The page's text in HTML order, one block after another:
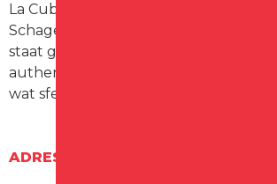
La Cubanita Schagen is gevestigd op
Schagen, net om het hoekje van de
staat gezelligheid en lekker eten
authentieke details van het pand zijn
wat sfeer geeft aan je avond uit.
ADRES